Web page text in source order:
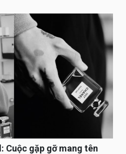
Cuộc gặp gỡ mang tên